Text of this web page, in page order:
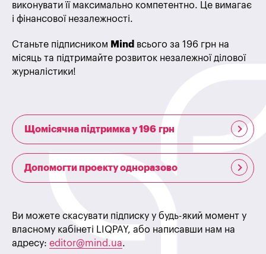
виконувати її максимально компетентно. Це вимагає
і фінансової незалежності.
Станьте підписником Mind всього за 196 грн на
місяць та підтримайте розвиток незалежної ділової
журналістики!
Щомісячна підтримка у 196 грн
Допомогти проекту одноразово
Ви можете скасувати підписку у будь-який момент у
власному кабінеті LIQPAY, або написавши нам на
адресу: editor@mind.ua.